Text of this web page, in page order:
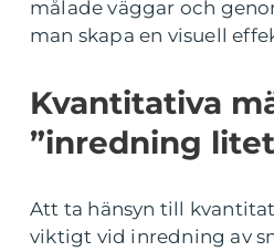
målade väggar och
man skapa en visuell
Kvantitativa
”inredning
Att ta hänsyn till
viktigt vid inredning av